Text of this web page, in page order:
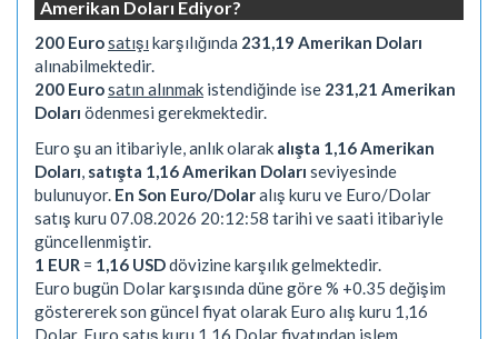
Amerikan Doları Ediyor?
200 Eurosatışı karşılığında 231,19 Amerikan Doları
alınabilmektedir.
200 Eurosatın alınmak istendiğinde ise 231,21 Amerikan
Doları ödenmesi gerekmektedir.
Euro şu an itibariyle, anlık olarak alışta 1,16 Amerikan
Doları satışta 1,16 Amerikan Doları seviyesinde
bulunuyor. En Son Euro/Dolaralış kuru ve Euro/Dolar
satış kuru 07.08.2026 20:12:58 tarihi ve saati itibariyle
güncellenmiştir.
1 EUR = 1,16 USDdövizine karşılık gelmektedir.
Euro bugün Dolar karşısında düne göre % +0.35 değişim
göstererek son güncel fiyat olarak Euro alış kuru 1,16
Dolar, Euro satış kuru 1,16 Dolar fiyatından işlem